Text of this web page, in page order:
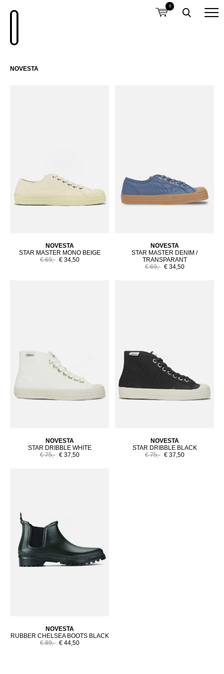
0
NOVESTA
NOVESTA
STAR MASTER MONO BEIGE
€ 69,- € 34,50
NOVESTA
STAR MASTER DENIM /
TRANSPARANT
€ 69,- € 34,50
NOVESTA
STAR DRIBBLE WHITE
€ 75,- € 37,50
NOVESTA
STAR DRIBBLE BLACK
€ 75,- € 37,50
NOVESTA
RUBBER CHELSEA BOOTS BLACK
€ 89,- € 44,50